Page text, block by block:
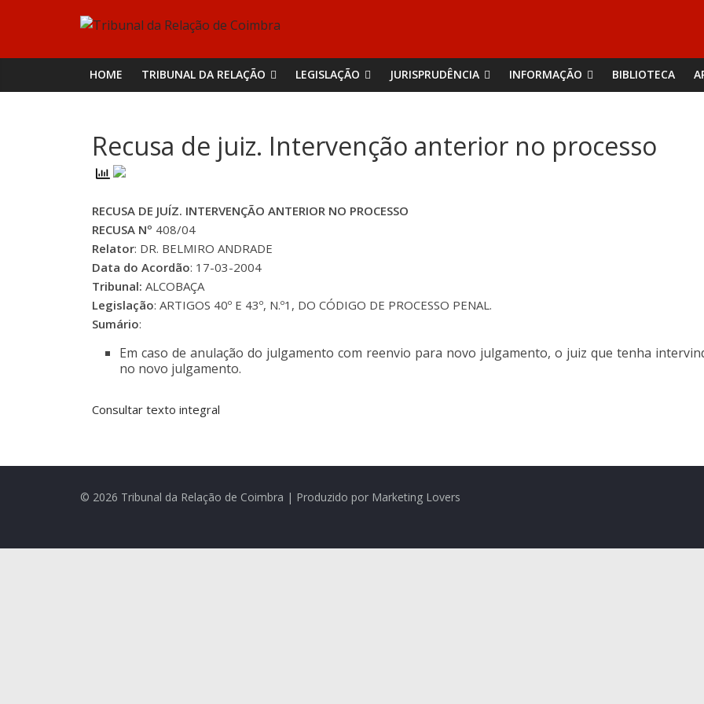
Tribunal
da
Relação
de
Coimbra
HOME TRIBUNAL DA RELAÇÃO LEGISLAÇÃO JURISPRUDÊNCIA INFORMAÇÃO BIBLIOTECA
Recusa de juiz. Intervenção anterior no processo
RECUSA DE JUÍZ. INTERVENÇÃO ANTERIOR NO PROCESSO
RECUSA Nº 408/04
Relator: DR. BELMIRO ANDRADE
Data do Acordão: 17-03-2004
Tribunal: ALCOBAÇA
Legislação: ARTIGOS 40º E 43º, N.º1, DO CÓDIGO DE PROCESSO PENAL.
Sumário:
Em caso de anulação do julgamento com reenvio para novo julgamento, o juiz que tenha
no novo julgamento.
Consultar texto integral
© 2026 Tribunal da Relação de Coimbra | Produzido por Marketing Lovers